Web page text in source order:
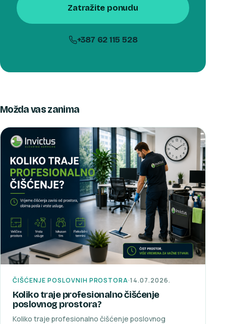
Zatražite ponudu
+387 62 115 528
Možda vas zanima
ČIŠĆENJE POSLOVNIH PROSTORA·14.07.2026.
Koliko traje profesionalno čišćenje
poslovnog prostora?
Koliko traje profesionalno čišćenje poslovnog